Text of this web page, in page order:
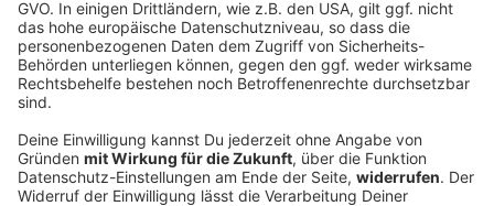
Jetzt bei Amazon bestellen!
Patti Smith